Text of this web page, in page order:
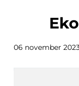
06 november